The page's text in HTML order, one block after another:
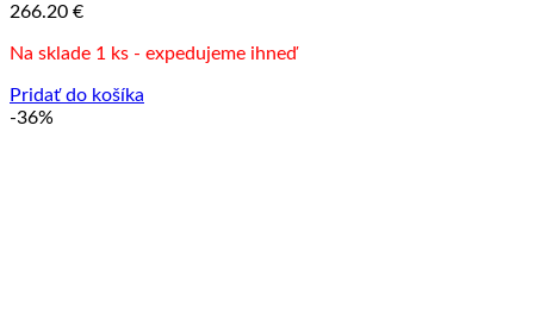
266.20 €
Na sklade 1 ks - expedujeme ihneď
Pridať do košíka
-36%